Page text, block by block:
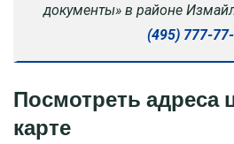
документы» в районе
(495) 777-
Посмотреть адреса
карте